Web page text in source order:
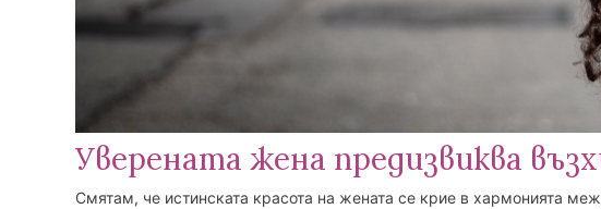
Уверената жена предизвиква
Смятам, че истинската красота на жената се крие в хармонията